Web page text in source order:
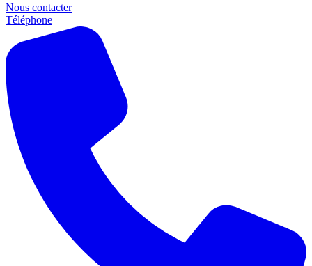
Nous contacter
Téléphone